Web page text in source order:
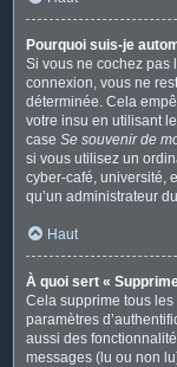
Pourquoi suis-je
Si vous ne cochez pas
connexion, vous ne
déterminée. Cela
votre insu en utilisant
case Se souvenir de
si vous utilisez un
cyber-café, université,
qu’un administrateur
Haut
À quoi sert «
Cela supprime tous
paramètres
aussi des
messages (lu ou non